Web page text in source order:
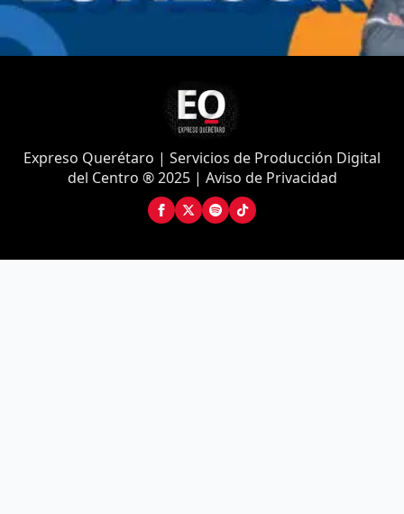
Expreso Querétaro | Servicios de Producción Digital
del Centro ® 2025 | Aviso de Privacidad